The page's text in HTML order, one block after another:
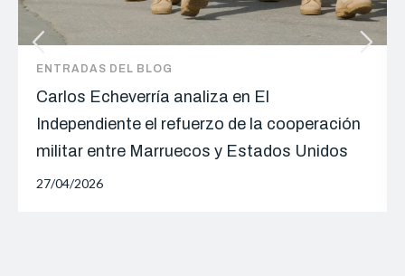
ENTRADAS DEL BLOG
Carlos Echeverría analiza en El
Independiente el refuerzo de la cooperación
militar entre Marruecos y Estados Unidos
27/04/2026